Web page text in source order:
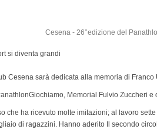
si diventa grandi
Cesena sarà dedicata alla memoria di Franco
Memorial Fulvio Zuccheri
che ha ricevuto molte imitazioni; al lavoro
di ragazzini. Hanno aderito Il secondo